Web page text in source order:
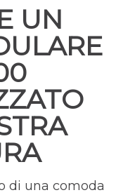
UN
di una comoda